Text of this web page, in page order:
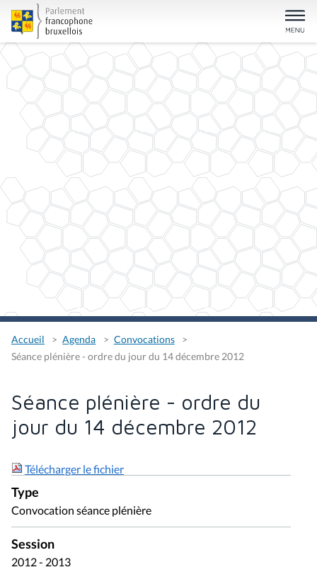
Accueil Agenda
Convocations
Séance plénière - ordre du jour du 14 décembre 2012
Séance plénière - ordre du
jour du 14 décembre 2012
Télécharger le fichier
Type
Convocation séance plénière
Session
2012 - 2013